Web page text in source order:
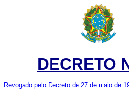
DECRETO
Revogado pelo Decreto de 27 de maio de